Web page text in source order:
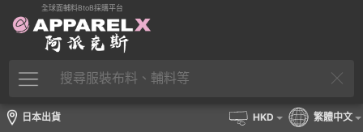
全球面輔料BtoB採購平台
日本出貨
HKD 繁體中文